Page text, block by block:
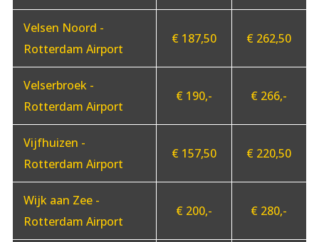
Velsen Noord -
Rotterdam Airport
€ 187,50 € 262,50
Velserbroek -
Rotterdam Airport
€ 190,- € 266,-
Vijfhuizen -
Rotterdam Airport
€ 157,50 € 220,50
Wijk aan Zee -
Rotterdam Airport
€ 200,- € 280,-